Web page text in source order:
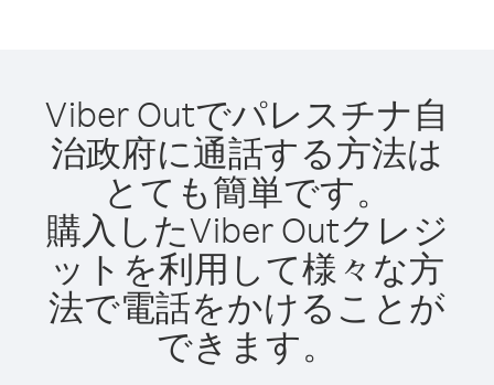
Viber Outでパレスチナ自
治政府に通話する方法は
とても簡単です。
購入したViber Outクレジ
ットを利用して様々な方
法で電話をかけることが
できます。